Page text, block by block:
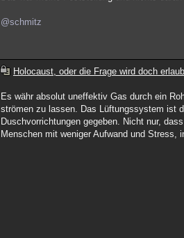
@schmitz
Holocaust, oder die Frage wird doch
Es währ absolut uneffektiv Gas durch ein
strömen zu lassen. Das Lüftungssystem ist
Duschvorrichtungen gegeben. Nicht nur,
Menschen mit weniger Aufwand und Stress,